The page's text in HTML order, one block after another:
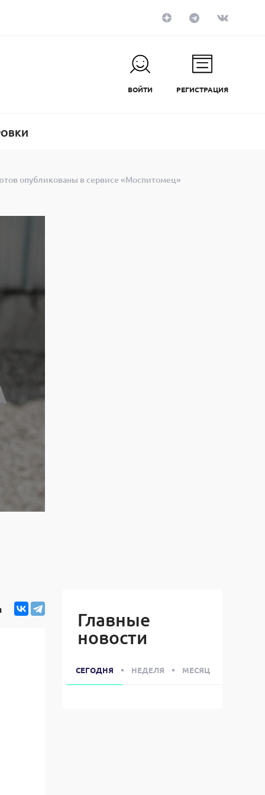
ВОЙТИ РЕГИСТРАЦИЯ
опубликованы в сервисе «Моспитомец»
Главные
новости
СЕГОДНЯ НЕДЕЛЯ МЕСЯЦ